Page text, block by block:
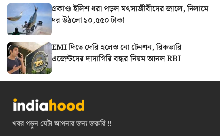
প্রকাণ্ড ইলিশ ধরা পড়ল মৎস্যজীবীদের জালে, নিলামে
দর উঠলো ১০,৫৫০ টাকা
EMI দিতে দেরি হলেও নো টেনশন, রিকভারি
এজেন্টদের দাদাগিরি বন্ধর নিয়ম আনল RBI
খবর পড়ুন যেটা আপনার জন্য জরুরি !!